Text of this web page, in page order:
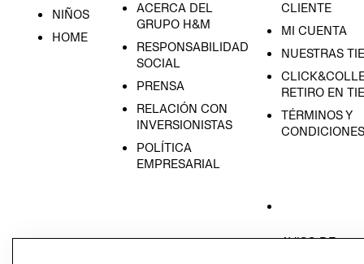
NIÑOS
HOME
ACERCA DEL
GRUPO H&M
RESPONSABILIDAD
SOCIAL
PRENSA
RELACIÓN CON
INVERSIONISTAS
POLÍTICA
EMPRESARIAL
CLIENTE
MI CUENTA
NUESTRAS
RETIRO EN
TÉRMINOS Y
CONDICIONES
AVISO DE